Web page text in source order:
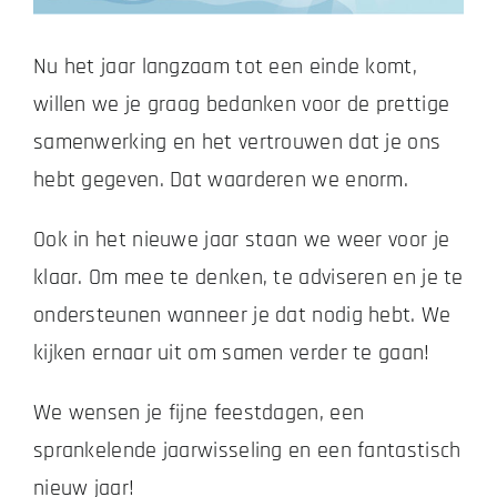
Zakelijk
Vacatures
Nu het jaar langzaam tot een einde komt,
willen we je graag bedanken voor de prettige
samenwerking en het vertrouwen dat je ons
hebt gegeven. Dat waarderen we enorm.
Ook in het nieuwe jaar staan we weer voor je
klaar. Om mee te denken, te adviseren en je te
ondersteunen wanneer je dat nodig hebt. We
kijken ernaar uit om samen verder te gaan!
We wensen je fijne feestdagen, een
sprankelende jaarwisseling en een fantastisch
nieuw jaar!